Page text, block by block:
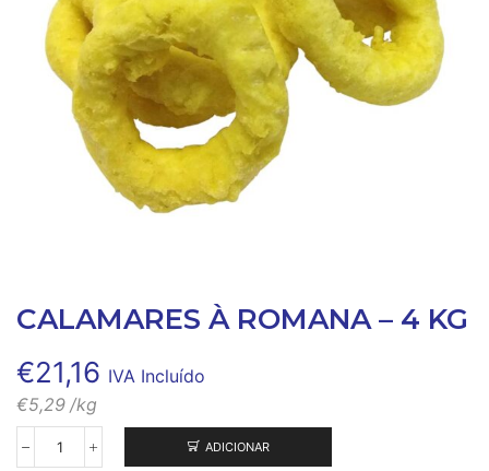
CALAMARES À ROMANA – 4 KG
€21,16 IVA Incluído
€5,29 /kg
Quantidade
ADICIONAR